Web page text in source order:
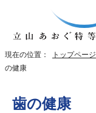
現在の位置： トップページ
の健康
歯の健康